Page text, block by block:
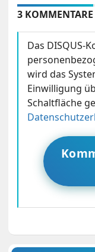
3 KOMMENTARE
Das DISQUS-
wird das
Einwilligung
Schaltfläche